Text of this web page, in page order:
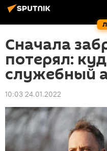
Сначала
потерял:
служебный
10:03 24.01.2022